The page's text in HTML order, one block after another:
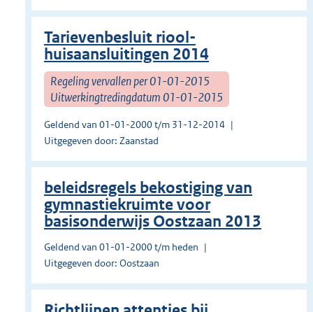
Tarievenbesluit riool-
huisaansluitingen 2014
Regeling vervallen per 01-01-2015
Uitwerkingtredingdatum 01-01-2015
Geldend van 01-01-2000 t/m 31-12-2014
Uitgegeven door: Zaanstad
beleidsregels bekostiging van
gymnastiekruimte voor
basisonderwijs Oostzaan 2013
Geldend van 01-01-2000 t/m heden
Uitgegeven door: Oostzaan